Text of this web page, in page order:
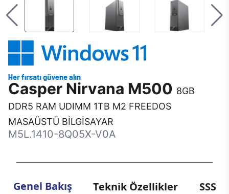
Casper Nirvana M500 8GB
DDR5 RAM UDIMM 1TB M2 FREEDOS
MASAÜSTÜ BİLGİSAYAR
M5L.1410-8Q05X-V0A
Genel Bakış Teknik Özellikler SSS